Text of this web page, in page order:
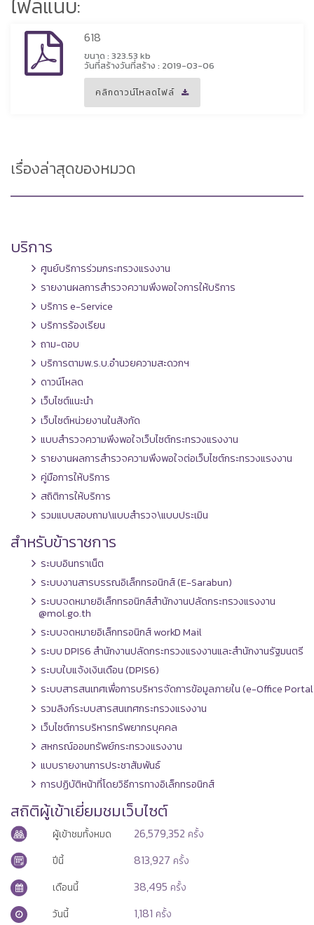
618
ขนาด : 323.53 kb
วันที่สร้างวันที่สร้าง : 2019-03-06
คลิกดาวน์โหลดไฟล์
เรื่องล่าสุดของหมวด
บริการ
ศูนย์บริการร่วมกระทรวงแรงงาน
รายงานผลการสำรวจความพึงพอใจการให้บริการ
บริการ e-Service
บริการร้องเรียน
ถาม-ตอบ
บริการตามพ.ร.บ.อำนวยความสะดวกฯ
ดาวน์โหลด
เว็บไซต์แนะนำ
เว็บไซต์หน่วยงานในสังกัด
แบบสำรวจความพึงพอใจเว็บไซต์กระทรวงแรงงาน
รายงานผลการสำรวจความพึงพอใจต่อเว็บไซต์กระทรวงแรงงาน
คู่มือการให้บริการ
สถิติการให้บริการ
รวมแบบสอบถาม\แบบสำรวจ\แบบประเมิน
สำหรับข้าราชการ
ระบบอินทราเน็ต
ระบบงานสารบรรณอิเล็กทรอนิกส์ (E-Sarabun)
ระบบจดหมายอิเล็กทรอนิกส์สำนักงานปลัดกระทรวงแรงงาน
@mol.go.th
ระบบจดหมายอิเล็กทรอนิกส์ workD Mail
ระบบ DPIS6 สำนักงานปลัดกระทรวงแรงงานและสำนักงานรัฐมนตรี
ระบบใบแจ้งเงินเดือน (DPIS6)
ระบบสารสนเทศเพื่อการบริหารจัดการข้อมูลภายใน (e-Office
รวมลิงก์ระบบสารสนเทศกระทรวงแรงงาน
เว็บไซต์การบริหารทรัพยากรบุคคล
สหกรณ์ออมทรัพย์กระทรวงแรงงาน
แบบรายงานการประชาสัมพันธ์
การปฏิบัติหน้าที่โดยวิธีการทางอิเล็กทรอนิกส์
สถิติผู้เข้าเยี่ยมชมเว็บไซต์
ผู้เข้าชมทั้งหมด 26,579,352 ครั้ง
ปีนี้
813,927 ครั้ง
เดือนนี้
38,495 ครั้ง
วันนี้
1,181 ครั้ง